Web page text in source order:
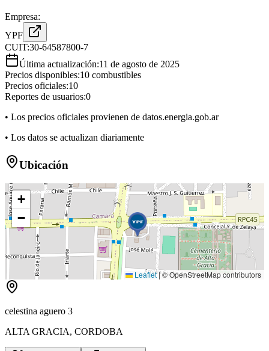
Empresa:
YPF
CUIT:30-64587800-7
Última actualización:11 de agosto de 2025
Precios disponibles:10 combustibles
Precios oficiales:10
Reportes de usuarios:0
• Los precios oficiales provienen de datos.energia.gob.ar
• Los datos se actualizan diariamente
Ubicación
+
−
Leaflet|© OpenStreetMap contributors
celestina aguero 3
ALTA GRACIA, CORDOBA